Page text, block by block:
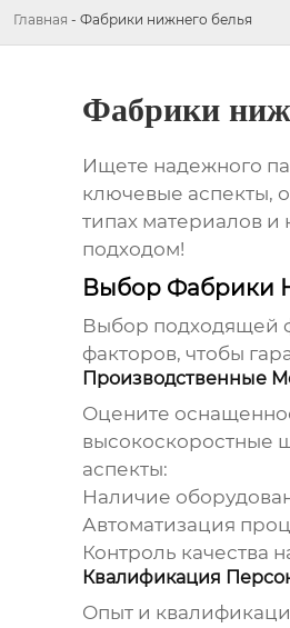
Главная - Фабрики нижнего белья
Фабрики
Ищете надежного
ключевые аспекты,
типах материалов и
подходом!
Выбор Фабрики
Выбор подходящей
факторов, чтобы
Производственные
Оцените
высокоскоростные
аспекты:
Наличие
Автоматизация
Контроль качества
Квалификация
Опыт и